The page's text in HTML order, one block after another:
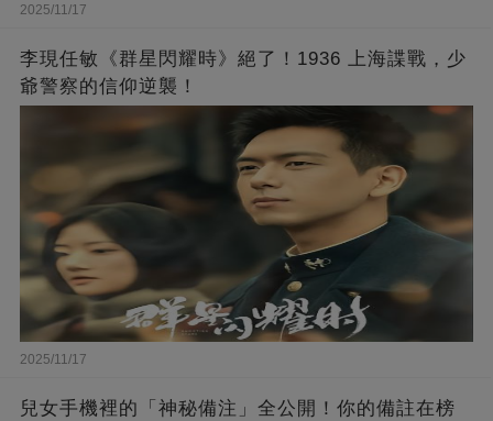
2025/11/17
李現任敏《群星閃耀時》絕了！1936 上海諜戰，少
爺警察的信仰逆襲！
2025/11/17
兒女手機裡的「神秘備注」全公開！你的備註在榜